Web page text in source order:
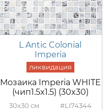
L Antic Colonial
Imperia
Мозаика Imperia WHITE
(чип1.5x1.5) (30x30)
30x30 #LI74344